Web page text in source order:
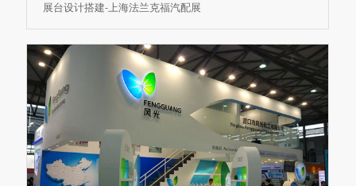
展台设计搭建-上海法兰克福汽配展